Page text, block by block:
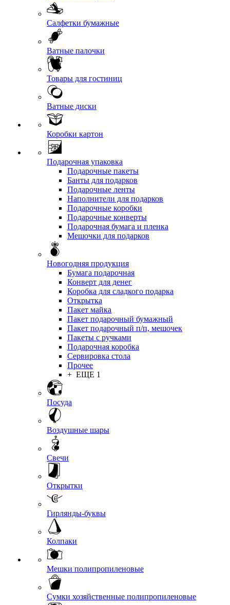
Салфетки бумажные
Ватные палочки
Товары для гостиниц
Ватные диски
Коробки картон
Подарочная упаковка
Подарочные пакеты
Банты для подарков
Подарочные ленты
Наполнители для подарков
Подарочные коробки
Подарочные конверты
Подарочная бумага и пленка
Мешочки для подарков
Новогодняя продукция
Бумага подарочная
Конверт для денег
Коробка для сладкого подарка
Открытка
Пакет майка
Пакет подарочный бумажный
Пакет подарочный п/п, мешочек
Пакеты с ручками
Подарочная коробка
Сервировка стола
Прочее
+ ЕЩЕ 1
Посуда
Воздушные шары
Свечи
Открытки
Гирлянды-буквы
Колпаки
Мешки полипропиленовые
Сумки хозяйственные полипропиленовые